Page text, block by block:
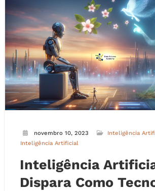
novembro 10, 2023
Inteligência
Inteligência Artificial
Inteligência
Dispara Como